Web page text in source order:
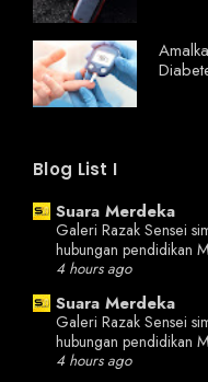
Blog List I
Suara Merdeka
Galeri Razak Sensei
hubungan pendidikan
4 hours ago
Suara Merdeka
Galeri Razak Sensei
hubungan pendidikan
4 hours ago